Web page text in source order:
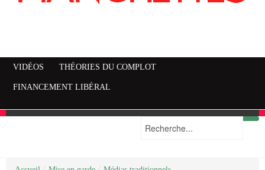
VIDÉOS THÉORIES DU COMPLOT
FINANCEMENT LIBÉRAL